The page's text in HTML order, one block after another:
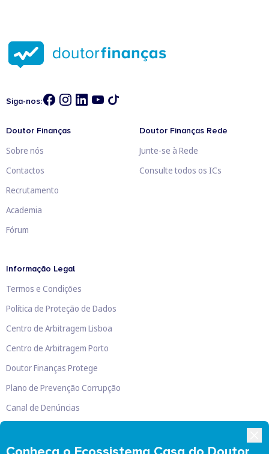
Siga-nos:
Doutor Finanças
Sobre nós
Contactos
Recrutamento
Academia
Fórum
Doutor Finanças Rede
Junte-se à Rede
Consulte todos os ICs
Informação Legal
Termos e Condições
Política de Proteção de Dados
Centro de Arbitragem Lisboa
Centro de Arbitragem Porto
Doutor Finanças Protege
Plano de Prevenção Corrupção
Canal de Denúncias